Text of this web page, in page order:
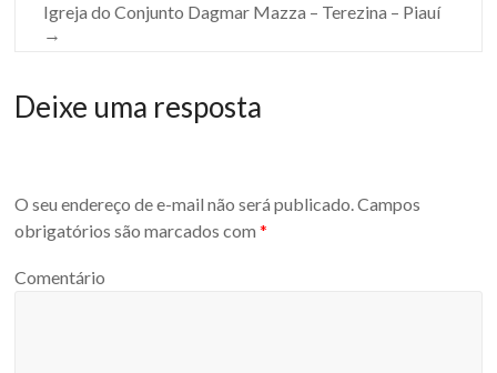
Igreja do Conjunto Dagmar Mazza – Terezina – Piauí
→
Deixe uma resposta
O seu endereço de e-mail não será publicado.Campos
obrigatórios são marcados com*
Comentário